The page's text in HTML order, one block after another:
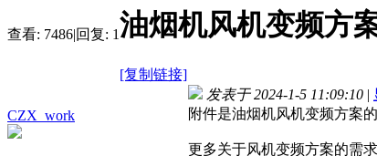
查看: 7486|回复: 1油烟机风机变频方
[复制链接]
CZX_work
发表于 2024-1-5 11:09:10 |
附件是油烟机风机变频方案
更多关于风机变频方案的需